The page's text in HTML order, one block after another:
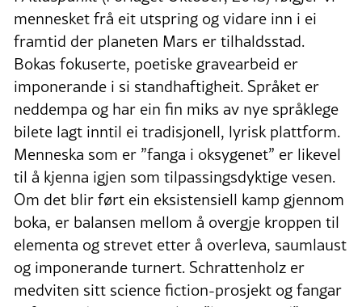
mennesket frå eit utspring og vidare inn i ei
framtid der planeten Mars er tilhaldsstad.
Bokas fokuserte, poetiske gravearbeid er
imponerande i si standhaftigheit. Språket er
neddempa og har ein fin miks av nye språklege
bilete lagt inntil ei tradisjonell, lyrisk plattform.
Menneska som er ”fanga i oksygenet” er likevel
til å kjenna igjen som tilpassingsdyktige vesen.
Om det blir ført ein eksistensiell kamp gjennom
boka, er balansen mellom å overgje kroppen til
elementa og strevet etter å overleva, saumlaust
og imponerande turnert. Schrattenholz er
medviten sitt science fiction-prosjekt og fangar